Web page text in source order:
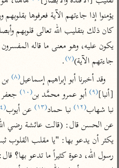
تفسير البغوي
جمع الأقوال
تفسير ابن الجوزي
تفسير الماوردي
منتقاة
تفسير ابن القيم
تفسير ابن تيمية
موسوعات
تفسير
أخرى
أضواء
نظم الدرر
يكون عليه، وهو معنى ما قاله
جاءتهم الآية)(٧) .
وقد أخبرنا أبو إبراهيم إسماعيل(٨)
[أنبا](٩) أبو عمرو محمَّد بن(١٠) جعفر
نبا شهاب(١٢) نبا حماد(١٣) عن أيوب(١٤)